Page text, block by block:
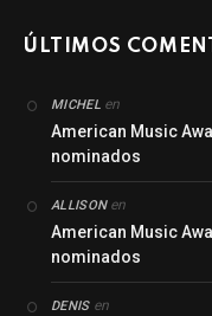
ÚLTIMOS
MICHELen
American Music
nominados
ALLISONen
American Music
nominados
DENISen